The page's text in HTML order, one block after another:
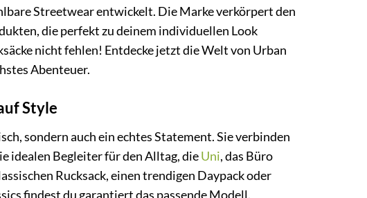
Streetwear entwickelt. Die Marke verkörpert den
die perfekt zu deinem individuellen Look
nicht fehlen! Entdecke jetzt die Welt von Urban
Abenteuer.
Style
sondern auch ein echtes Statement. Sie verbinden
idealen Begleiter für den Alltag, dieUni, das Büro
Rucksack, einen trendigen Daypack oder
findest du garantiert das passende Modell.